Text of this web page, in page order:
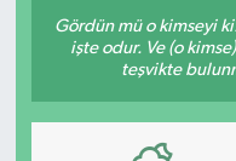
Gördün mü o kimseyi
işte odur. Ve (o
teşvikte